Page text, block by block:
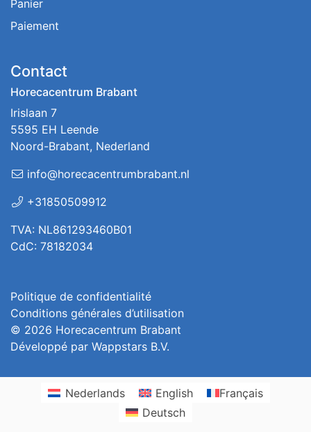
Panier
Paiement
Contact
Horecacentrum Brabant
Irislaan 7
5595 EH Leende
Noord-Brabant, Nederland
info@horecacentrumbrabant.nl
+31850509912
TVA: NL861293460B01
CdC: 78182034
Politique de confidentialité
Conditions générales d’utilisation
© 2026 Horecacentrum Brabant
Développé par Wappstars B.V.
Nederlands English
Français
Deutsch